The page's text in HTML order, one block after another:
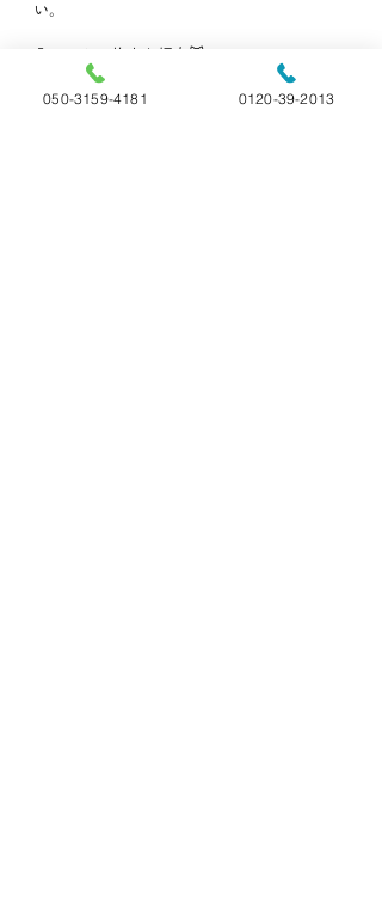
い。
📞:050-3159-4181(直通)
📞:0120-39-2013 (フリーダイヤル)
050-3159-4181 0120-39-2013